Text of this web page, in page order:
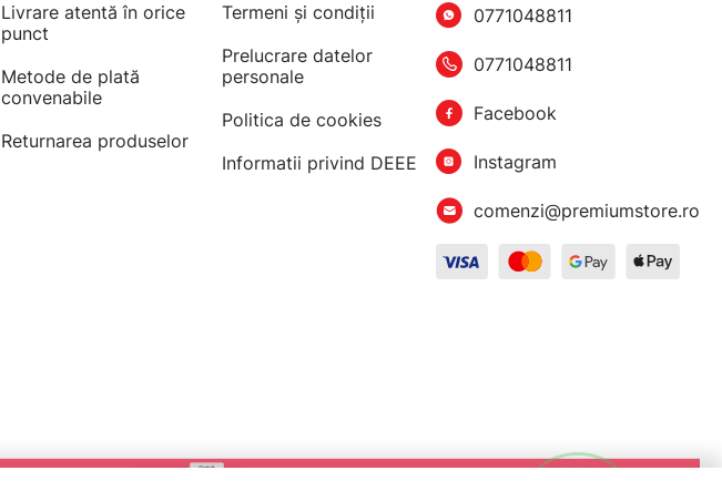
Livrare atentă în orice
punct
Metode de plată
convenabile
Returnarea produselor
Termeni şi condiţii
Prelucrare datelor
personale
Politica de cookies
Informatii privind DEEE
0771048811
0771048811
Facebook
Instagram
comenzi@premiumstore.ro